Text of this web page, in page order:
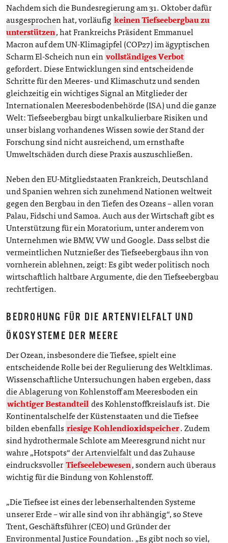
Nachdem sich die Bundesregierung am 31. Oktober dafür
ausgesprochen hat, vorläufig keinen Tiefseebergbau zu
unterstützen, hat Frankreichs Präsident Emmanuel
Macron auf dem UN-Klimagipfel (COP27) im ägyptischen
Scharm El-Scheich nun ein vollständiges Verbot
gefordert. Diese Entwicklungen sind entscheidende
Schritte für den Meeres- und Klimaschutz und senden
gleichzeitig ein wichtiges Signal an Mitglieder der
Internationalen Meeresbodenbehörde (ISA) und die ganze
Welt: Tiefseebergbau birgt unkalkulierbare Risiken und
unser bislang vorhandenes Wissen sowie der Stand der
Forschung sind nicht ausreichend, um ernsthafte
Umweltschäden durch diese Praxis auszuschließen.
Neben den EU-Mitgliedstaaten Frankreich, Deutschland
und Spanien wehren sich zunehmend Nationen weltweit
gegen den Bergbau in den Tiefen des Ozeans – allen voran
Palau, Fidschi und Samoa. Auch aus der Wirtschaft gibt es
Unterstützung für ein Moratorium, unter anderem von
Unternehmen wie BMW, VW und Google. Dass selbst die
vermeintlichen Nutznießer des Tiefseebergbaus ihn von
vornherein ablehnen, zeigt: Es gibt weder politisch noch
wirtschaftlich haltbare Argumente, die den Tiefseebergbau
rechtfertigen.
BEDROHUNG FÜR DIE ARTENVIELFALT UND
ÖKOSYSTEME DER MEERE
Der Ozean, insbesondere die Tiefsee, spielt eine
entscheidende Rolle bei der Regulierung des Weltklimas.
Wissenschaftliche Untersuchungen haben ergeben, dass
die Ablagerung von Kohlenstoff am Meeresboden ein
wichtiger Bestandteildes Kohlenstoffkreislaufs ist. Die
Kontinentalschelfe der Küstenstaaten und die Tiefsee
bilden ebenfalls riesige Kohlendioxidspeicher. Zudem
sind hydrothermale Schlote am Meeresgrund nicht nur
wahre „Hotspots“ der Artenvielfalt und das Zuhause
eindrucksvollerTiefseelebewesen, sondern auch überaus
wichtig für die Bindung von Kohlenstoff.
„Die Tiefsee ist eines der lebenserhaltenden Systeme
unserer Erde – wir alle sind von ihr abhängig“, so Steve
Trent, Geschäftsführer (CEO) und Gründer der
Environmental Justice Foundation. „Es gibt noch so viel,